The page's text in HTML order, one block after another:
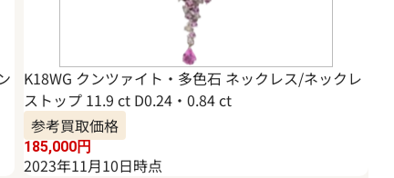
K18WG クンツァイト・多色石 ネックレス/ネックレ
ストップ 11.9 ct D0.24・0.84 ct
参考買取価格
185,000円
2023年11月10日時点